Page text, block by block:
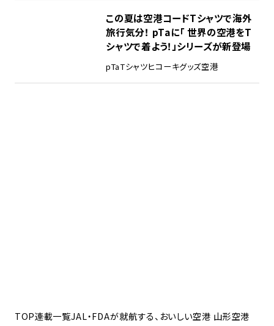
この夏は空港コードTシャツで海外
旅行気分！ pTaに「 世界の空港をT
シャツで着よう！」シリーズが新登場
pTaTシャツヒコーキグッズ空港
TOP連載一覧JAL・FDAが就航する、おいしい空港 山形空港